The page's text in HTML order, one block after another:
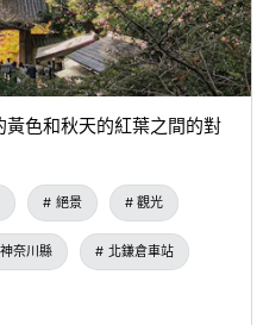
色和秋天的紅葉之間的對
絕景 觀光
神奈川縣 北鎌倉車站